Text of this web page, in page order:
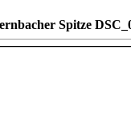
Spitze